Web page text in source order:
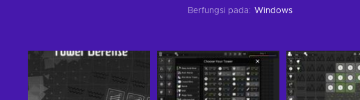
Berfungsi pada: Windows